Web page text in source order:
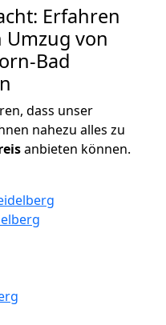
Erfahren
Umzug von
Bad
dass unser
nahezu alles zu
anbieten können.